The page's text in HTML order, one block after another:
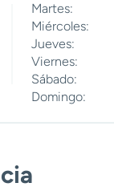
Martes:
Miércoles:
Jueves:
Viernes:
Sábado:
Domingo: